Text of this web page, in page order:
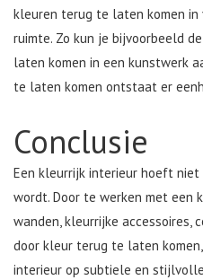
kleuren terug te laten komen
ruimte. Zo kun je bijvoorbeeld
laten komen in een kunstwerk
te laten komen ontstaat er
Conclusie
Een kleurrijk interieur hoeft
wordt. Door te werken met een
wanden, kleurrijke accessoires,
door kleur terug te laten
interieur op subtiele en stijlvolle